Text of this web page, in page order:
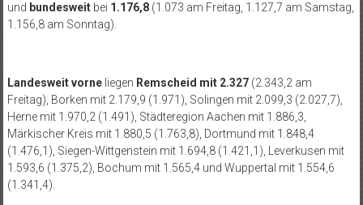
und bundesweitbei 1.176,8 (1.073 am Freitag, 1.127,7 am Samstag,
1.156,8 am Sonntag).
Landesweitvorneliegen Remscheid mit 2.327 (2.343,2 am
Freitag), Borken mit 2.179,9 (1.971), Solingen mit 2.099,3 (2.027,7),
Herne mit 1.970,2 (1.491), Städteregion Aachen mit 1.886,3,
Märkischer Kreis mit 1.880,5 (1.763,8), Dortmund mit 1.848,4
(1.476,1), Siegen-Wittgenstein mit 1.694,8 (1.421,1), Leverkusen mit
1.593,6 (1.375,2), Bochum mit 1.565,4 und Wuppertal mit 1.554,6
(1.341,4).